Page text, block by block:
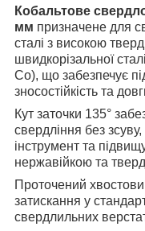
Кобальтове
мм призначене для
сталі з високою
швидкорізальної
Co), що забезпечує
зносостійкість та
Кут заточки 135°
свердління без
інструмент та
нержавійкою та
Проточений
затискання у
свердлильних